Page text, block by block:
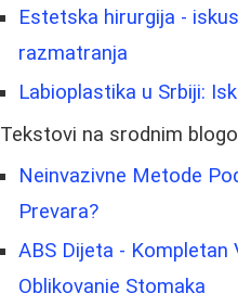
Estetska hirurgija -
razmatranja
Labioplastika u Srbiji:
Tekstovi na srodnim
Neinvazivne Metode
Prevara?
ABS Dijeta - Kompletan
Oblikovanje Stomaka